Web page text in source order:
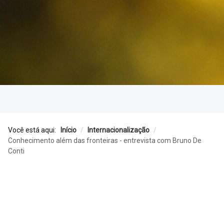
Você está aqui: Início / Internacionalização /
Conhecimento além das fronteiras - entrevista com Bruno De
Conti